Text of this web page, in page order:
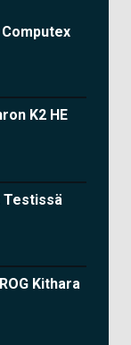
K2 HE
Testissä
Kithara